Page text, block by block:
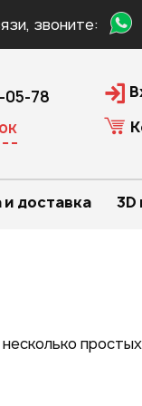
звоните:
05-78
доставка 3D